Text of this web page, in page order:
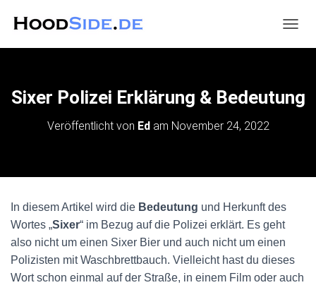
A
A
T
E
Sixer Polizei Erklärung & Bedeutung
Veröffentlicht von Edam November 24, 2022
In diesem Artikel wird die Bedeutung und Herkunft des
Wortes „Sixer“ im Bezug auf die Polizei erklärt. Es geht
also nicht um einen Sixer Bier und auch nicht um einen
Polizisten mit Waschbrettbauch. Vielleicht hast du dieses
Wort schon einmal auf der Straße, in einem Film oder auch